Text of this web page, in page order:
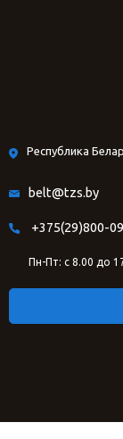
Республика
belt@tzs.by
+375(29)800-
Пн-Пт: с 8.00 до